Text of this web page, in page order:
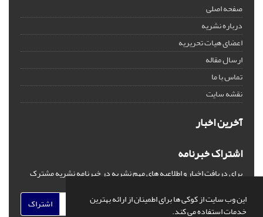
این وب سایت از کوکی ها برای اطمینان از ارائه بهترین
خدمات استفاده می کند.
صفحه اصلی
درباره نشریه
اعضای هیات تحریریه
ارسال مقاله
تماس با ما
نقشه سایت
آخرین اخبار
اشتراک خبرنامه
برای دریافت اخبار و اطلاعیه های مهم نشریه در خبرنامه نشریه مشترک
اشتراک